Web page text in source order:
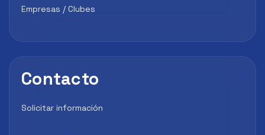
Empresas / Clubes
Contacto
Solicitar información